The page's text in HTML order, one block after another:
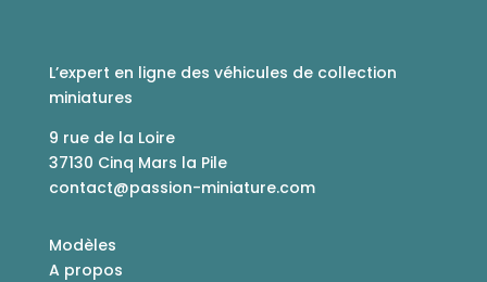
L’expert en ligne des véhicules de collection
miniatures
9 rue de la Loire
37130 Cinq Mars la Pile
contact@passion-miniature.com
Modèles
A propos